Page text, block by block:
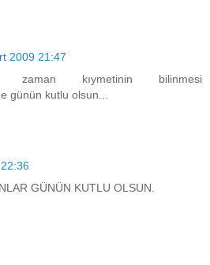
2009 21:47
zaman kıymetinin bilinmesi
günün kutlu olsun...
GÜNÜN KUTLU OLSUN.